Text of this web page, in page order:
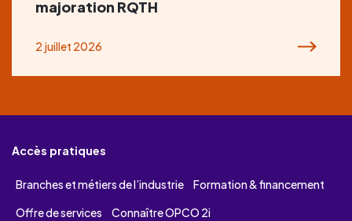
majoration RQTH
2 juillet 2026
Accès pratiques
Branches et métiers de l’industrie
Formation & financement
Offre de services
Connaître OPCO 2i